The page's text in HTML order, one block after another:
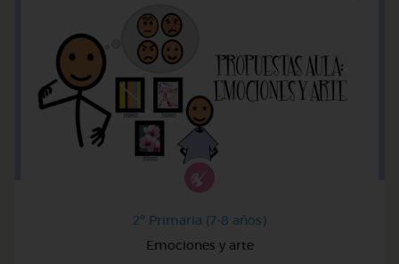
2º Primaria (7-8 años)
Emociones y arte